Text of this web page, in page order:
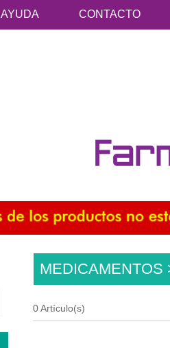
AYUDA CONTACTO
MEDICAMENTOS
0 Artículo(s)